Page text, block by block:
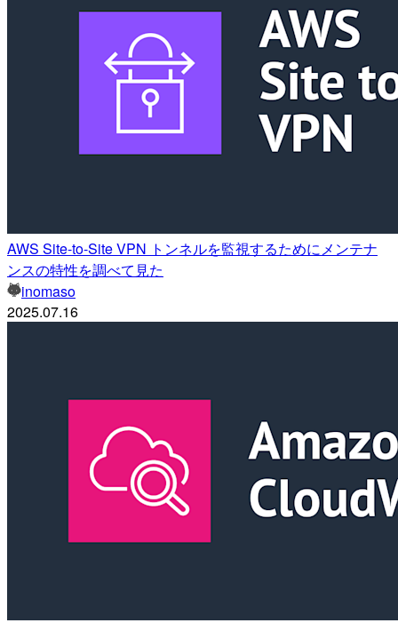
AWS Site-to-Site VPN トンネルを監視するためにメンテナ
ンスの特性を調べて見た
inomaso
2025.07.16